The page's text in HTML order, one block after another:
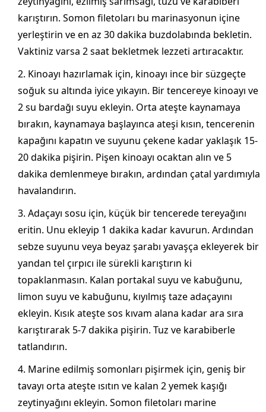
karıştırın. Somon filetoları bu marinasyonun içine
yerleştirin ve en az 30 dakika buzdolabında bekletin.
Vaktiniz varsa 2 saat bekletmek lezzeti artıracaktır.
Kinoayı hazırlamak için, kinoayı ince bir süzgeçte
soğuk su altında iyice yıkayın. Bir tencereye kinoayı ve
2 su bardağı suyu ekleyin. Orta ateşte kaynamaya
bırakın, kaynamaya başlayınca ateşi kısın, tencerenin
kapağını kapatın ve suyunu çekene kadar yaklaşık 15-
20 dakika pişirin. Pişen kinoayı ocaktan alın ve 5
dakika demlenmeye bırakın, ardından çatal yardımıyla
havalandırın.
Adaçayı sosu için, küçük bir tencerede tereyağını
eritin. Unu ekleyip 1 dakika kadar kavurun. Ardından
sebze suyunu veya beyaz şarabı yavaşça ekleyerek bir
yandan tel çırpıcı ile sürekli karıştırın ki
topaklanmasın. Kalan portakal suyu ve kabuğunu,
limon suyu ve kabuğunu, kıyılmış taze adaçayını
ekleyin. Kısık ateşte sos kıvam alana kadar ara sıra
karıştırarak 5-7 dakika pişirin. Tuz ve karabiberle
tatlandırın.
Marine edilmiş somonları pişirmek için, geniş bir
tavayı orta ateşte ısıtın ve kalan 2 yemek kaşığı
zeytinyağını ekleyin. Somon filetoları marine